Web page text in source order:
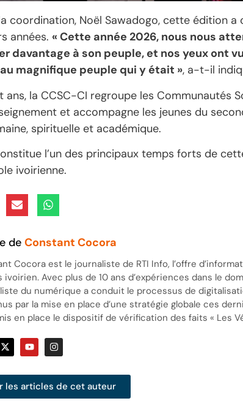
coordination, Noël Sawadogo, cette édition
années. « Cette année 2026, nous nous
davantage à son peuple, et nos yeux ont
magnifique peuple qui y était », a-t-il
ans, la CCSC-CI regroupe les Communautés
et accompagne les jeunes du
spirituelle et académique.
l’un des principaux temps forts de
ivoirienne.
deConstant Cocora
Cocora est le journaliste de RTI Info, l’offre
ivoirien. Avec plus de 10 ans d’expériences dans le
du numérique a conduit le processus de
par la mise en place d’une stratégie globale ces
en place le dispositif de vérification des faits « Les
les articles de cet auteur